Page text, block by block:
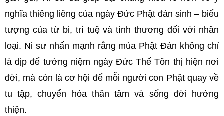
nghĩa thiêng liêng của ngày Đức Phật đản sinh – biểu
tượng của từ bi, trí tuệ và tình thương đối với nhân
loại. Ni sư nhấn mạnh rằng mùa Phật Đản không chỉ
là dịp để tưởng niệm ngày Đức Thế Tôn thị hiện nơi
đời, mà còn là cơ hội để mỗi người con Phật quay về
tu tập, chuyển hóa thân tâm và sống đời hướng
thiện.